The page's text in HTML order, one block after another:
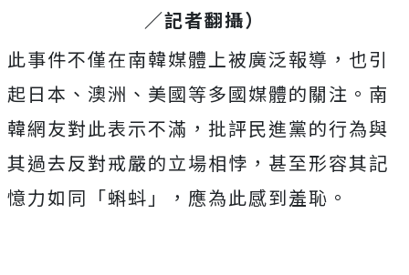
／記者翻攝）
此事件不僅在南韓媒體上被廣泛報導，也引
起日本、澳洲、美國等多國媒體的關注。南
韓網友對此表示不滿，批評民進黨的行為與
其過去反對戒嚴的立場相悖，甚至形容其記
憶力如同「蝌蚪」，應為此感到羞恥。